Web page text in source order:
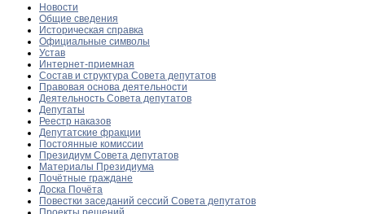
Новости
Общие сведения
Историческая справка
Официальные символы
Устав
Интернет-приемная
Состав и структура Совета депутатов
Правовая основа деятельности
Деятельность Совета депутатов
Депутаты
Реестр наказов
Депутатские фракции
Постоянные комиссии
Президиум Совета депутатов
Материалы Президиума
Почётные граждане
Доска Почёта
Повестки заседаний сессий Совета депутатов